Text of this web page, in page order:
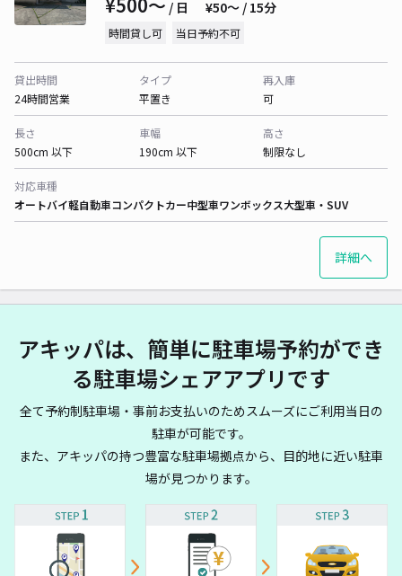
/ 日 ¥50〜 / 15分
時間貸し可 当日予約不可
貸出時間
24時間営業
タイプ
平置き
再入庫
可
長さ
500cm 以下
車幅
190cm 以下
高さ
制限なし
対応車種
オートバイ軽自動車コンパクトカー中型車ワンボックス大型車・SUV
詳細へ
アキッパは、簡単に駐車場予約ができ
る駐車場シェアアプリです
全て予約制駐車場・事前お支払いのためスムーズにご利用当日の
駐車が可能です。
また、アキッパの持つ豊富な駐車場拠点から、目的地に近い駐車
場が見つかります。